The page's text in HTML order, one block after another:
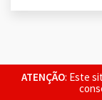
ATENÇÃO: Este
© 2026